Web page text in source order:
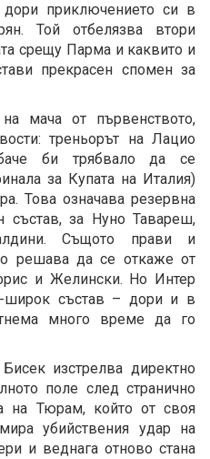
приключението си в
Той отбелязва втори
срещу Парма и каквито и
прекрасен спомен за
мача от първенството,
треньорът на Лацио
би трябвало да се
за Купата на Италия)
Това означава резервна
състав, за Нуно Тавареш,
Същото прави и
решава да се откаже от
и Желински. Но Интер
широк състав – дори и в
много време да го
изстрелва директно
поле след странично
на Тюрам, който от своя
убийствения удар на
и веднага отново стана